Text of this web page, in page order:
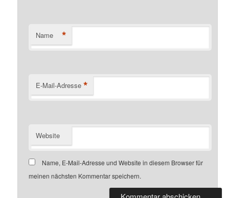
Name *
E-Mail-Adresse *
Website
Name, E-Mail-Adresse und Website in diesem Browser für
meinen nächsten Kommentar speichern.